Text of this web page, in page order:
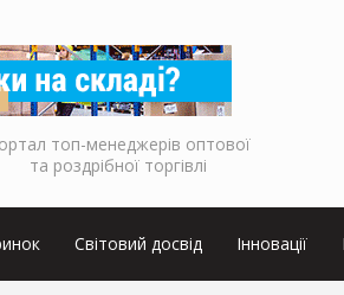
топ-менеджерів оптової
та роздрібної торгівлі
Світовий досвід Інновації